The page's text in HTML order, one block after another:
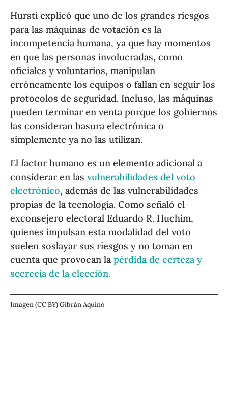
Hursti explicó que uno de los grandes riesgos
para las máquinas de votación es la
incompetencia humana, ya que hay momentos
en que las personas involucradas, como
oficiales y voluntarios, manipulan
erróneamente los equipos o fallan en seguir los
protocolos de seguridad. Incluso, las máquinas
pueden terminar en venta porque los gobiernos
las consideran basura electrónica o
simplemente ya no las utilizan.
El factor humano es un elemento adicional a
considerar en lasvulnerabilidades del voto
electrónico, además de las vulnerabilidades
propias de la tecnología. Como señaló el
exconsejero electoral Eduardo R. Huchim,
quienes impulsan esta modalidad del voto
suelen soslayar sus riesgos y no toman en
cuenta que provocan lapérdida de certeza y
secrecía de la elección.
Imagen (CC BY) Gibrán Aquino